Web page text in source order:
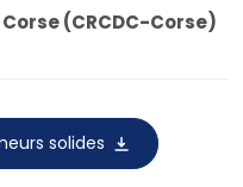
(CRCDC-Corse)
solides